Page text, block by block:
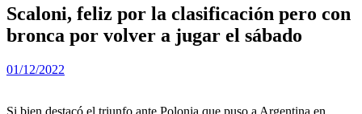
Scaloni, feliz por la clasificación pero con
bronca por volver a jugar el sábado
01/12/2022
Si bien destacó el triunfo ante Polonia que puso a Argentina en